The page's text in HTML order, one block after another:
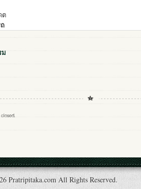
ต
ม
Pratripitaka.com All Rights Reserved.